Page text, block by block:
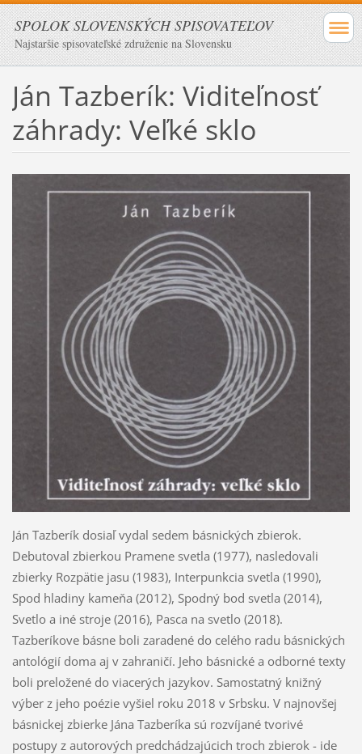
SPOLOK SLOVENSKÝCH SPISOVATEĽOV
Najstaršie spisovateľské združenie na Slovensku
Ján Tazberík: Viditeľnosť
záhrady: Veľké sklo
Ján Tazberík dosiaľ vydal sedem básnických zbierok.
Debutoval zbierkou Pramene svetla (1977), nasledovali
zbierky Rozpätie jasu (1983), Interpunkcia svetla (1990),
Spod hladiny kameňa (2012), Spodný bod svetla (2014),
Svetlo a iné stroje (2016), Pasca na svetlo (2018).
Tazberíkove básne boli zaradené do celého radu básnických
antológií doma aj v zahraničí. Jeho básnické a odborné texty
boli preložené do viacerých jazykov. Samostatný knižný
výber z jeho poézie vyšiel roku 2018 v Srbsku. V najnovšej
básnickej zbierke Jána Tazberíka sú rozvíjané tvorivé
postupy z autorových predchádzajúcich troch zbierok - ide